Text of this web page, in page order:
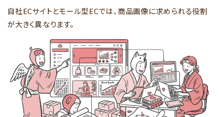
自社ECサイトとモール型ECでは、商品画像に求められる役割
が大きく異なります。